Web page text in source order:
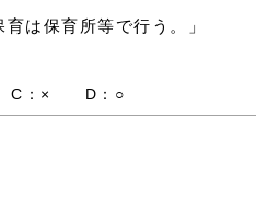
は保育所等で行う。」
C：× D：○